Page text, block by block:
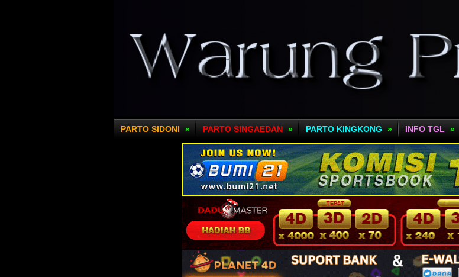
PARTO SIDONI » PARTO SINGAEDAN » PARTO KINGKONG » INFO TGL »